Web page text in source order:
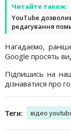
Читайте також:
YouTube
редагування
Нагадаємо,
Google просять
Підпишись на
дізнаватися про
Теги: відео